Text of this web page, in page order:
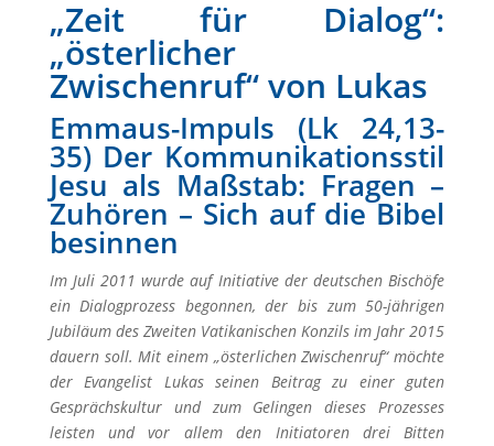
„Zeit für Dialog“:
„österlicher
Zwischenruf“ von Lukas
Emmaus-Impuls (Lk 24,13-
35) Der Kommunikationsstil
Jesu als Maßstab: Fragen –
Zuhören – Sich auf die Bibel
besinnen
Im Juli 2011 wurde auf Initiative der deutschen Bischöfe
ein Dialogprozess begonnen, der bis zum 50-jährigen
Jubiläum des Zweiten Vatikanischen Konzils im Jahr 2015
dauern soll. Mit einem „österlichen Zwischenruf“ möchte
der Evangelist Lukas seinen Beitrag zu einer guten
Gesprächskultur und zum Gelingen dieses Prozesses
leisten und vor allem den Initiatoren drei Bitten